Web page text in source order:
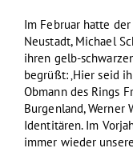
Im Februar hatte
Neustadt, Michael
ihren gelb-
begrüßt: ‚Hier seid
Obmann des Rings
Burgenland, Werner
Identitären. Im
immer wieder